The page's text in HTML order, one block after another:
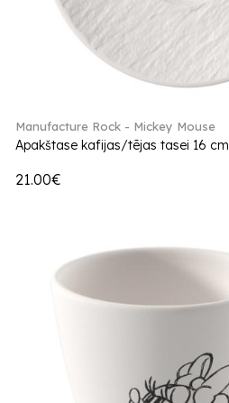
Manufacture Rock - Mickey Mouse
Apakštase kafijas/tējas tasei 16 cm
21.00€